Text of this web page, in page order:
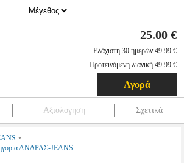
25.00 €
Ελάχιστη 30 ημερών 49.99 €
Προτεινόμενη λιανική 49.99 €
Αγορά
Αξιολόγηση Σχετικά
•
ΑΝΔΡΑΣ-JEANS